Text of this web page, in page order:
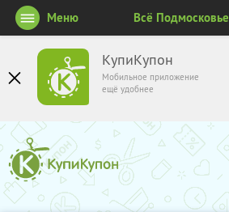
КупиКупон
Мобильное приложение
ещё удобнее
Меню Всё Подмосковье